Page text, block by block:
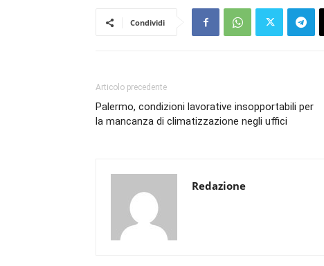
Condividi
Articolo precedente
Palermo, condizioni lavorative insopportabili per
la mancanza di climatizzazione negli uffici
Redazione